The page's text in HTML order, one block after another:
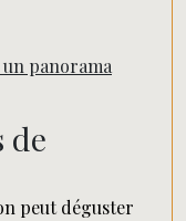
panorama
de
peut déguster